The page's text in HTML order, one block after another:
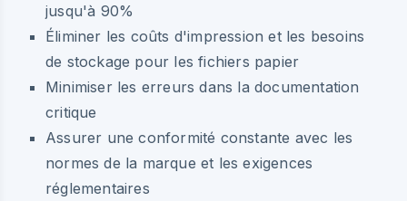
jusqu'à 90%
Éliminer les coûts d'impression et les besoins
de stockage pour les fichiers papier
Minimiser les erreurs dans la documentation
critique
Assurer une conformité constante avec les
normes de la marque et les exigences
réglementaires